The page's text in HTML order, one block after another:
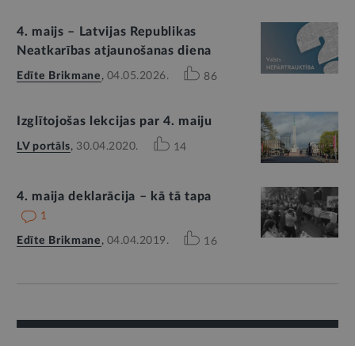
4. maijs – Latvijas Republikas
Neatkarības atjaunošanas diena
Edīte Brikmane , 04.05.2026. 86
Izglītojošas lekcijas par 4. maiju
LV portāls, 30.04.2020. 14
4. maija deklarācija – kā tā tapa
1
Edīte Brikmane , 04.04.2019. 16